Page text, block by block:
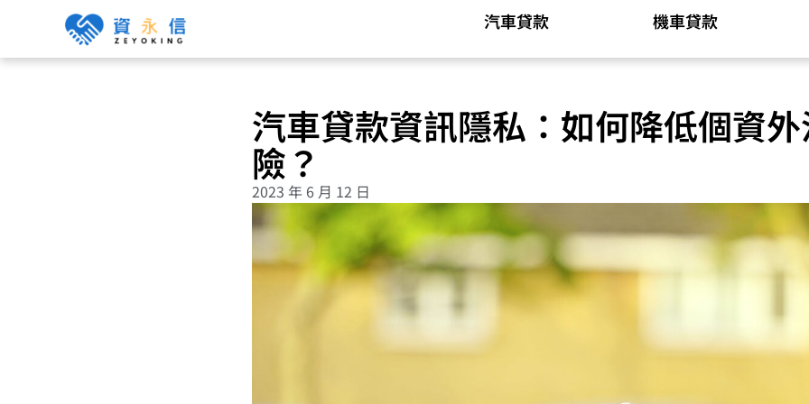
汽車貸款 機車貸款
汽車貸款資訊隱私：如何降低個資
險？
2023 年 6 月 12 日